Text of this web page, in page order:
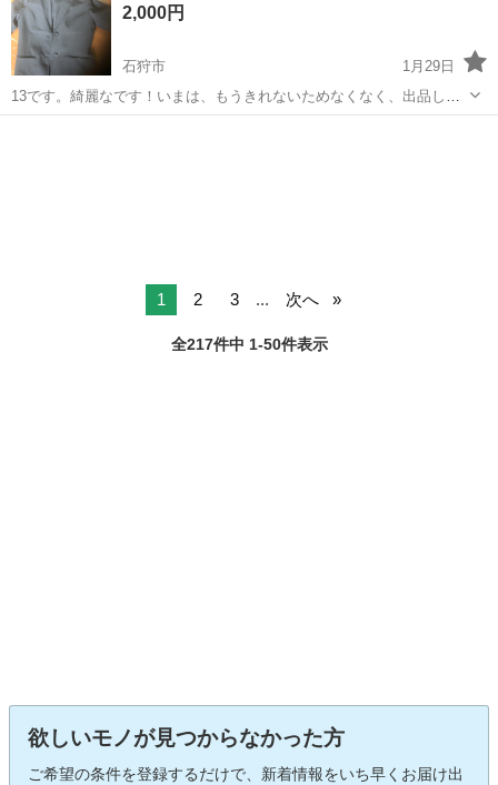
お仕事 ◇半導体部品製造作...
2,000円
石狩市
1月29日
13です。綺麗なです！いまは、もうきれないためなくなく、出品しま
した！入学式や、卒園式にどうですか？
1 2 3 ... 次へ
全217件中 1-50件表示
欲しいモノが見つからなかった方
ご希望の条件を登録するだけで、新着情報をいち早くお届け出